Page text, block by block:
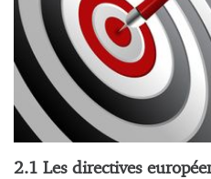
2.1 Les directives